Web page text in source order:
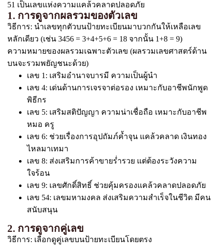
51 เป็นเลขแห่งความแคล้วคลาดปลอดภัย
1. การดูจากผลรวมของตัวเลข
วิธีการ: นำเลขทุกตัวบนป้ายทะเบียนมาบวกกันให้เหลือเลข
หลักเดียว (เช่น 3456 = 3+4+5+6 = 18 จากนั้น 1+8 = 9)
ความหมายของผลรวมเฉพาะตัวเลข (ผลรวมเลขศาสตร์ด้าน
บนจะรวมพยัญชนะด้วย)
เลข 1: เสริมอำนาจบารมี ความเป็นผู้นำ
เลข 4: เด่นด้านการเจรจาต่อรอง เหมาะกับอาชีพนักพูด
พิธีกร
เลข 5: เสริมสติปัญญา ความน่าเชื่อถือ เหมาะกับอาชีพ
หมอ ครู
เลข 6: ช่วยเรื่องการอุปถัมภ์ค้ำจุน แคล้วคลาด เงินทอง
ไหลมาเทมา
เลข 8: ส่งเสริมการค้าขายร่ำรวย แต่ต้องระวังความ
ใจร้อน
เลข 9: เลขศักดิ์สิทธิ์ ช่วยคุ้มครองแคล้วคลาดปลอดภัย
เลข 54: เลขมหามงคล ส่งเสริมความสำเร็จในชีวิต มีคน
สนับสนุน
2. การดูจากคู่เลข
วิธีการ: เลือกดูคู่เลขบนป้ายทะเบียนโดยตรง